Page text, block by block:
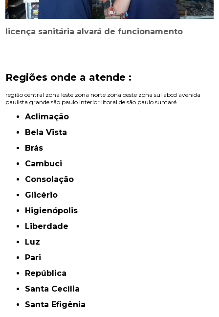
licença sanitária alvará de funcionamento
Regiões onde a atende :
região central zona leste zona norte zona oeste zona sul abcd avenida
paulista grande são paulo interior litoral de são paulo sumaré
Aclimação
Bela Vista
Brás
Cambuci
Consolação
Glicério
Higienópolis
Liberdade
Luz
Pari
República
Santa Cecília
Santa Efigênia